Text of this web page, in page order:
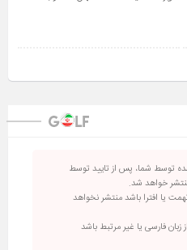
توسط شما، پس از تایید توسط
خواهد شد.
یا افترا باشد منتشر نخواهد
زبان فارسی یا غیر مرتبط باشد